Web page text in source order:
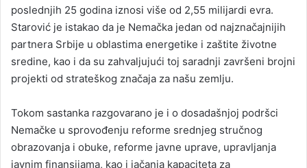
poslednjih 25 godina iznosi više od 2,55 milijardi evra.
Starović je istakao da je Nemačka jedan od najznačajnijih
partnera Srbije u oblastima energetike i zaštite životne
sredine, kao i da su zahvaljujući toj saradnji završeni brojni
projekti od strateškog značaja za našu zemlju.
Tokom sastanka razgovarano je i o dosadašnjoj podršci
Nemačke u sprovođenju reforme srednjeg stručnog
obrazovanja i obuke, reforme javne uprave, upravljanja
javnim finansijama, kao i jačanja kapaciteta za